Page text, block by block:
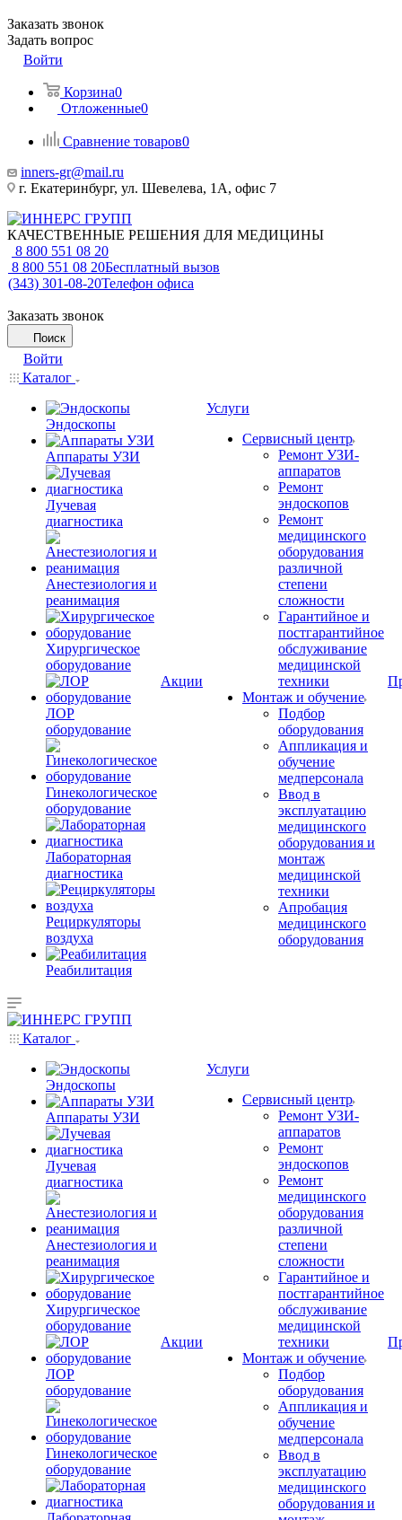
Заказать звонок
Задать вопрос
Войти
Корзина0
Отложенные0
Сравнение товаров0
inners-gr@mail.ru
г. Екатеринбург, ул. Шевелева, 1А, офис 7
КАЧЕСТВЕННЫЕ РЕШЕНИЯ ДЛЯ МЕДИЦИНЫ
8 800 551 08 20
8 800 551 08 20Бесплатный вызов
(343) 301-08-20Телефон офиса
Заказать звонок
Поиск
Войти
Каталог
Эндоскопы
Аппараты УЗИ
Лучевая
диагностика
Анестезиология и
реанимация
Хирургическое
оборудование
ЛОР
оборудование
Гинекологическое
оборудование
Лабораторная
диагностика
Рециркуляторы
воздуха
Реабилитация
Акции
Услуги
Сервисный центр
Ремонт УЗИ-
аппаратов
Ремонт
эндоскопов
Ремонт
медицинского
оборудования
различной
степени
сложности
Гарантийное и
постгарантийное
обслуживание
медицинской
техники
Монтаж и обучение
Подбор
оборудования
Аппликация и
обучение
медперсонала
Ввод в
эксплуатацию
медицинского
оборудования и
монтаж
медицинской
техники
Апробация
медицинского
оборудования
Каталог
Эндоскопы
Аппараты УЗИ
Лучевая
диагностика
Анестезиология и
реанимация
Хирургическое
оборудование
ЛОР
оборудование
Гинекологическое
оборудование
Акции
Услуги
Сервисный центр
Ремонт УЗИ-
аппаратов
Ремонт
эндоскопов
Ремонт
медицинского
оборудования
различной
степени
сложности
Гарантийное и
постгарантийное
обслуживание
медицинской
техники
Монтаж и обучение
Подбор
оборудования
Аппликация и
обучение
медперсонала
Ввод в
эксплуатацию
медицинского
оборудования и